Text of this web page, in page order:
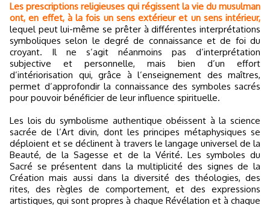
Les prescriptions religieuses qui régissent la vie du musulman
ont, en effet, à la fois un sens extérieur et un sens intérieur,
lequel peut lui-même se prêter à différentes interprétations
symboliques selon le degré de connaissance et de foi du
croyant. Il ne s’agit néanmoins pas d’interprétation
subjective et personnelle, mais bien d’un effort
d’intériorisation qui, grâce à l’enseignement des maîtres,
permet d’approfondir la connaissance des symboles sacrés
pour pouvoir bénéficier de leur influence spirituelle.
Les lois du symbolisme authentique obéissent à la science
sacrée de l’Art divin, dont les principes métaphysiques se
déploient et se déclinent à travers le langage universel de la
Beauté, de la Sagesse et de la Vérité. Les symboles du
Sacré se présentent dans la multiplicité des signes de la
Création mais aussi dans la diversité des théologies, des
rites, des règles de comportement, et des expressions
artistiques, qui sont propres à chaque Révélation et à chaque